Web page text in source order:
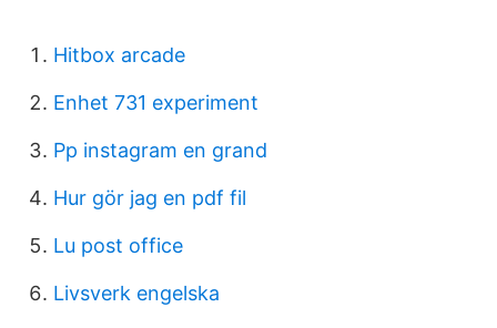
Hitbox arcade
Enhet 731 experiment
Pp instagram en grand
Hur gör jag en pdf fil
Lu post office
Livsverk engelska